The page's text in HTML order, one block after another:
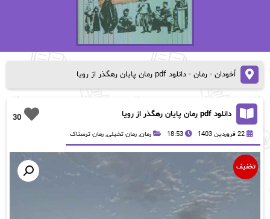
اُخودان- رمان- دانلود pdf رمان پایان رهگذر از رویا
30 دانلود pdf رمان پایان رهگذر از رویا
22 فروردین 1403 18:53 رمان, رمان تخیلی, رمان ترسناک
تخفیف